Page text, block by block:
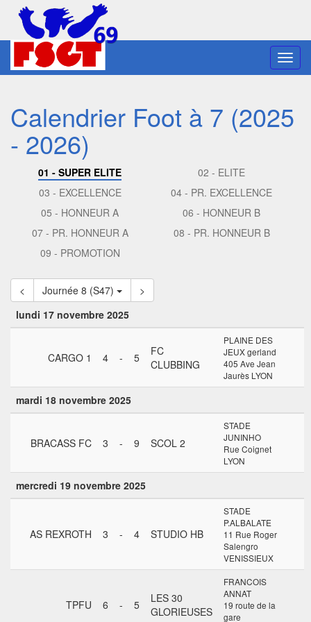
Calendrier Foot à 7 (2025
- 2026)
01 - SUPER ELITE
02 - ELITE
03 - EXCELLENCE
04 - PR. EXCELLENCE
05 - HONNEUR A
06 - HONNEUR B
07 - PR. HONNEUR A
08 - PR. HONNEUR B
09 - PROMOTION
< Journée 8 (S47)
>
lundi 17 novembre 2025
CARGO 1 4 - 5
FC
CLUBBING
PLAINE DES
JEUX gerland
405 Ave Jean
Jaurès LYON
mardi 18 novembre 2025
BRACASS FC 3 - 9 SCOL 2
STADE
JUNINHO
Rue Coignet
LYON
mercredi 19 novembre 2025
AS REXROTH 3 - 4 STUDIO HB
STADE
P.ALBALATE
11 Rue Roger
Salengro
VENISSIEUX
TPFU 6 - 5
LES 30
GLORIEUSES
FRANCOIS
ANNAT
19 route de la
gare